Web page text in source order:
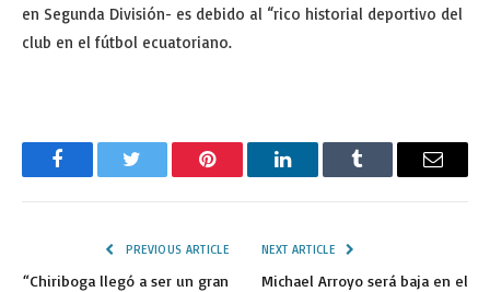
en Segunda División- es debido al “rico historial deportivo del
club en el fútbol ecuatoriano.
FacebookTwitter Pinterest LinkedInTumblr Email
PREVIOUS ARTICLE
“Chiriboga llegó a ser un gran
NEXT ARTICLE
Michael Arroyo será baja en el